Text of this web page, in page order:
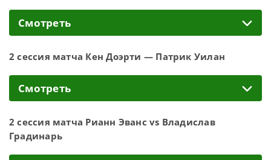
Смотреть
2 сессия матча Кен Доэрти — Патрик Уилан
Смотреть
2 сессия матча Рианн Эванс vs Владислав
Градинарь